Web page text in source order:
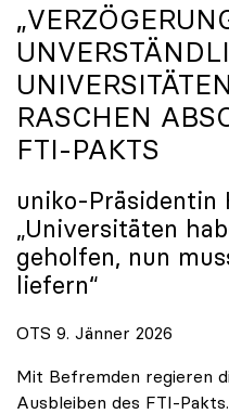
RASCHEN
FTI-PAKTS
uniko-Präsidentin
„Universitäten
geholfen, nun
liefern“
OTS 9. Jänner 2026
Mit Befremden regieren
Ausbleiben des FTI-